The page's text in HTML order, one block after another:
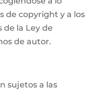
de copyright y a los
de la Ley de
de autor.
sujetos a las